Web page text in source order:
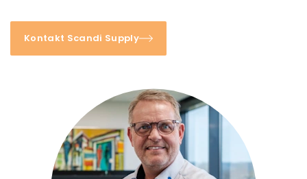
Kontakt Scandi Supply